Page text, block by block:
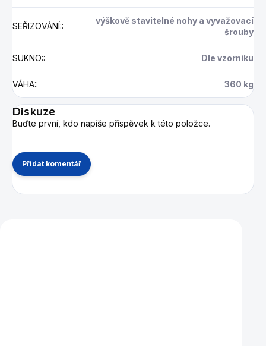
SEŘIZOVÁNÍ::
výškově stavitelné nohy a vyvažovací
šrouby
SUKNO:: Dle vzorníku
VÁHA:: 360 kg
Diskuze
Buďte první, kdo napíše příspěvek k této položce.
Přidat komentář